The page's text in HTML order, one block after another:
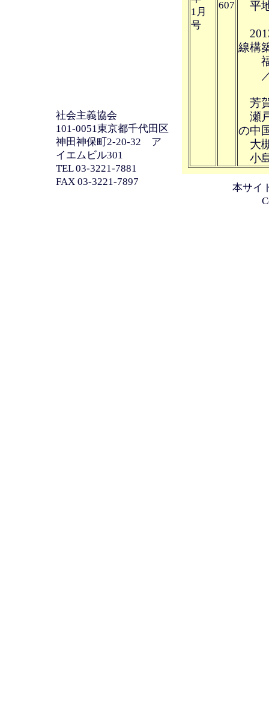
1月
号
607
平
線構
福
／
芳
瀬
の中
大
小
本サイ
社会主義協会
101-0051東京都千代田区
神田神保町2-20-32 ア
イエムビル301
TEL 03-3221-7881
FAX 03-3221-7897